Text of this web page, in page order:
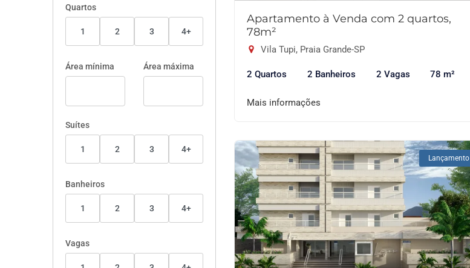
Quartos
1 2 3 4+
Área mínima Área máxima
Suítes
1 2 3 4+
Banheiros
1 2 3 4+
Vagas
Apartamento à Venda com 2 quartos,
78m²
Vila Tupi, Praia Grande-SP
2 Quartos 2 Banheiros 2 Vagas 78 m²
Mais informações
Lançamento